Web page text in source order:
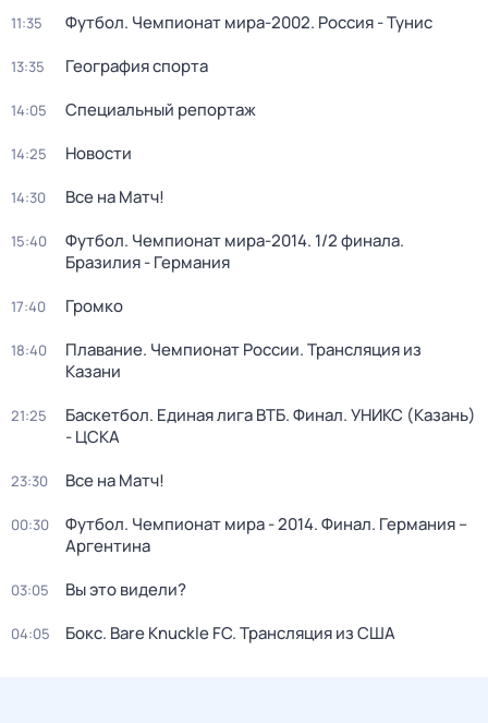
11:35 Футбол. Чемпионат мира-2002. Россия - Тунис
13:35 География спорта
14:05 Специальный репортаж
14:25 Новости
14:30 Все на Матч!
15:40
Футбол. Чемпионат мира-2014. 1/2 финала.
Бразилия - Германия
17:40 Громко
18:40
Плавание. Чемпионат России. Трансляция из
Казани
21:25
Баскетбол. Единая лига ВТБ. Финал. УНИКС (Казань)
- ЦСКА
23:30 Все на Матч!
00:30
Футбол. Чемпионат мира - 2014. Финал. Германия –
Аргентина
03:05 Вы это видели?
04:05 Бокс. Bare Knuckle FC. Трансляция из США